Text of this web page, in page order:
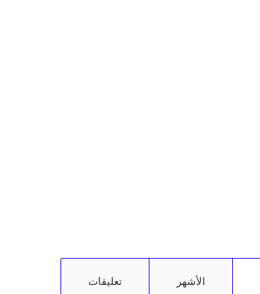
الأشهر تعليقات